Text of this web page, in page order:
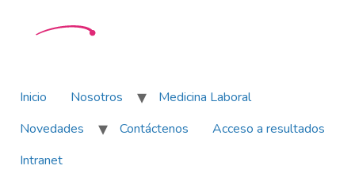
Inicio Nosotros
Medicina Laboral
Novedades
Contáctenos
Acceso a resultados
Intranet